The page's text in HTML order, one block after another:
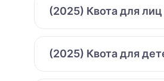
(2025) Квота для
(2025) Квота для